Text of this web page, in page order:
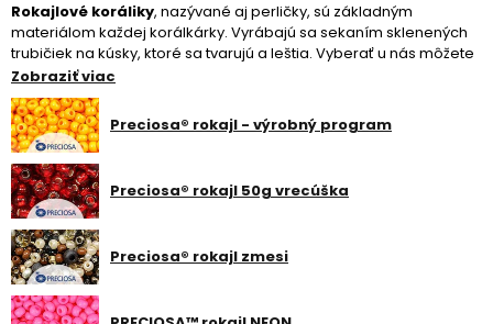
Rokajlové koráliky, nazývané aj perličky, sú základným
materiálom každej korálkárky. Vyrábajú sa sekaním sklenených
trubičiek na kúsky, ktoré sa tvarujú a leštia. Vyberať u nás môžete
z veľkého množstva farieb, povrchových úprav a tvarov týchto
drobných korálikov. V našej ponuke nájdete rokajl českých
značiekPreciosa® Ornela aMATUBO aj japonských značiek
aMiyuki. Vďaka svojej variabilite ich využijete prišití,vyšívaní
obšívaníkabošonov,
drôtovaní. Vzhľadom na ich malú dierku odporúčame používať
tenké vlákna akoFirelinealeboNymoaihly na koráliky
Zobraziť viac
Preciosa® rokajl - výrobný program
Preciosa® rokajl 50g vrecúška
Preciosa® rokajl zmesi